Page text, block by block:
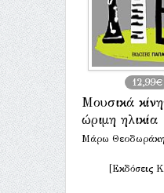
12,99€
Μουσικά
ώριμη ηλικία
Μάρω Θεοδωράκη
[Εκδόσεις